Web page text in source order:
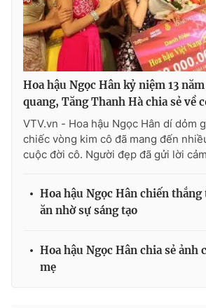
Hoa hậu Ngọc Hân kỷ niệm 13
quang, Tăng Thanh Hà chia sẻ về
VTV.vn - Hoa hậu Ngọc Hân dí dỏm
chiếc vòng kim cô đã mang đến
cuộc đời cô. Người đẹp đã gửi lời
Hoa hậu Ngọc Hân chiến
ăn nhờ sự sáng tạo
Hoa hậu Ngọc Hân chia sẻ ảnh
mẹ